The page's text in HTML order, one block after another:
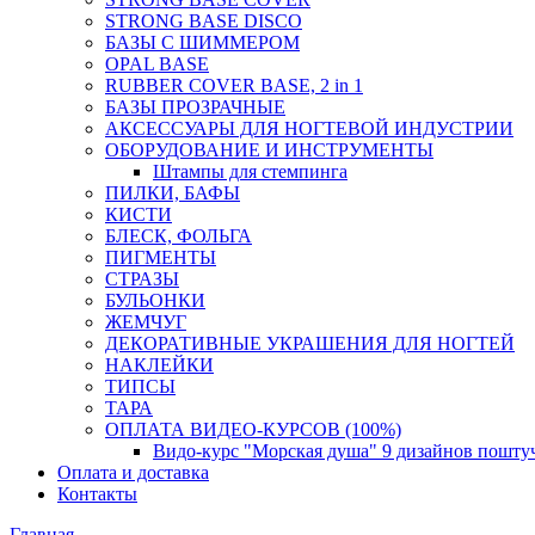
STRONG BASE DISCO
БАЗЫ С ШИММЕРОМ
OPAL BASE
RUBBER COVER BASE, 2 in 1
БАЗЫ ПРОЗРАЧНЫЕ
АКСЕССУАРЫ ДЛЯ НОГТЕВОЙ ИНДУСТРИИ
ОБОРУДОВАНИЕ И ИНСТРУМЕНТЫ
Штампы для стемпинга
ПИЛКИ, БАФЫ
КИСТИ
БЛЕСК, ФОЛЬГА
ПИГМЕНТЫ
СТРАЗЫ
БУЛЬОНКИ
ЖЕМЧУГ
ДЕКОРАТИВНЫЕ УКРАШЕНИЯ ДЛЯ НОГТЕЙ
НАКЛЕЙКИ
ТИПСЫ
ТАРА
ОПЛАТА ВИДЕО-КУРСОВ (100%)
Видо-курс "Морская душа" 9 дизайнов
Оплата и доставка
Контакты